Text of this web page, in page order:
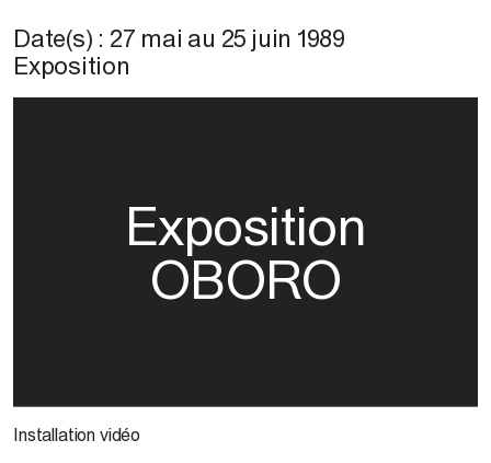
Date(s) : 27 mai au 25 juin 1989
Exposition
Exposition
OBORO
Installation vidéo